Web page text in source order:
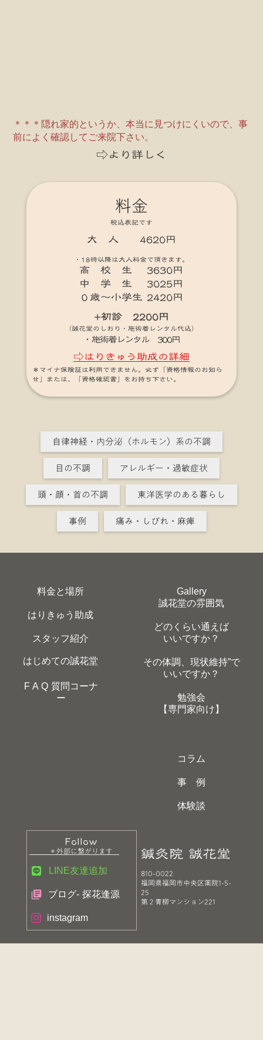
＊＊＊隠れ家的というか、本当に見つけにくいので、事
前によく確認してご来院下さい。
⇨より詳しく
料金
税込表記です
大 人 4620円
・18時以降は大人料金で頂きます。
高 校 生 3630円
中 学 生 3025円
０歳～小学生 2420円
+初診 2200円
（誠花堂のしおり・施術着レンタル代込）
・施術着レンタル 300円
⇨はりきゅう助成の詳細
＊マイナ保険証は利用できません。必ず「資格情報のお知ら
せ」または、「資格確認書」をお持ち下さい。
自律神経・内分泌（ホルモン）系の不調
目の不調
アレルギー・過敏症状
頭・顔・首の不調
東洋医学のある暮らし
事例
痛み・しびれ・麻痺
料金と場所
はりきゅう助成
スタッフ紹介
はじめての誠花堂
F A Q 質問コーナ
ー
Gallery
誠花堂の雰囲気
どのくらい通えば
いいですか？
その体調、現状維持”で
いいですか？
勉強会
【専門家向け】
コラム
事 例
体験談
Follow
＊外部に繋がります
LINE友達追加
library_books ブログ- 探花逢源
instagram
鍼灸院 誠花堂
810-0022
福岡県福岡市中央区薬院1-5-
25
第２青柳マンション221